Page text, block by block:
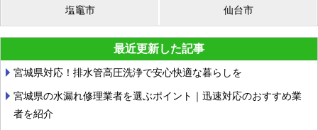
塩竈市 仙台市
最近更新した記事
宮城県対応！排水管高圧洗浄で安心快適な暮らしを
宮城県の水漏れ修理業者を選ぶポイント｜迅速対応のおすすめ業
者を紹介